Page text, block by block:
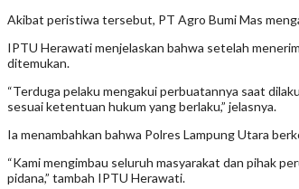
Akibat peristiwa tersebut, PT Agro Bumi Mas
IPTU Herawati menjelaskan bahwa setelah
ditemukan.
“Terduga pelaku mengakui perbuatannya saat
sesuai ketentuan hukum yang berlaku,” jelasnya.
Ia menambahkan bahwa Polres Lampung Utara
“Kami mengimbau seluruh masyarakat dan pihak
pidana,” tambah IPTU Herawati.